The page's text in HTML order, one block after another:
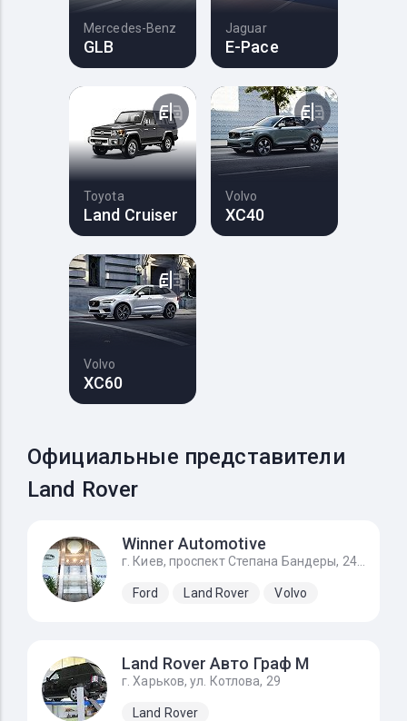
Mercedes-Benz
GLB
Jaguar
E-Pace
Toyota
Land Cruiser
Volvo
XC40
Volvo
XC60
Официальные представители
Land Rover
Winner Automotive
г. Киев, проспект Степана Бандеры, 24Д
Ford Land Rover Volvo
Land Rover Авто Граф М
г. Харьков, ул. Котлова, 29
Land Rover